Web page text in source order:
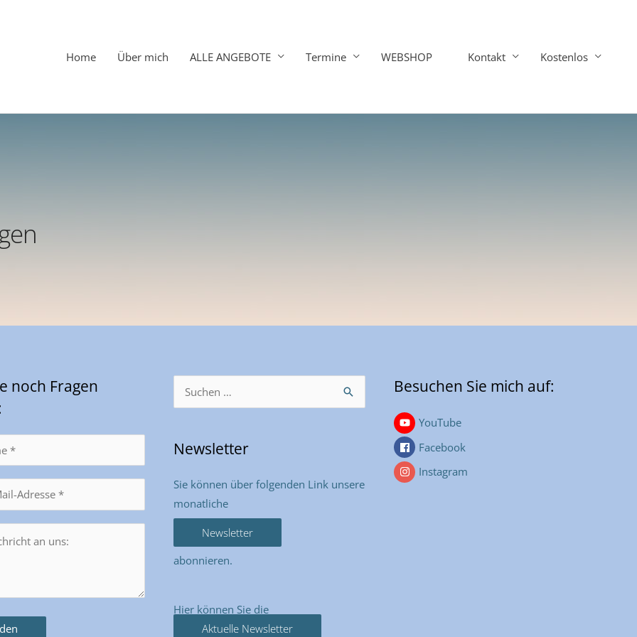
Home Über mich ALLE ANGEBOTE Termine WEBSHOP Kontakt Kostenlos
noch Fragen
Newsletter
Sie können über folgenden Link unsere
monatliche
Newsletter
abonnieren.
Hier können Sie die
Aktuelle Newsletter
Besuchen Sie mich auf:
YouTube
Facebook
Instagram